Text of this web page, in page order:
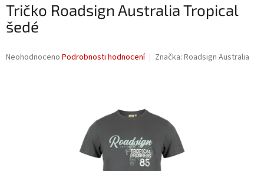
Tričko Roadsign Australia Tropical
šedé
Průměrné
Neohodnoceno Podrobnosti hodnocení Značka: Roadsign Australia